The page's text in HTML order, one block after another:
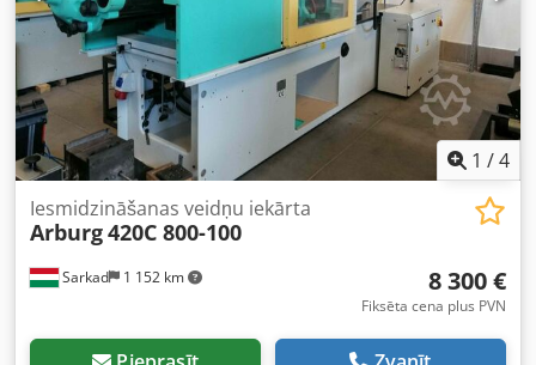
1 /4
Sarkad 1 152 km
Iesmidzināšanas veidņu iekārta
Arburg420C 800-100
8 300 €
Fiksēta cena plus PVN